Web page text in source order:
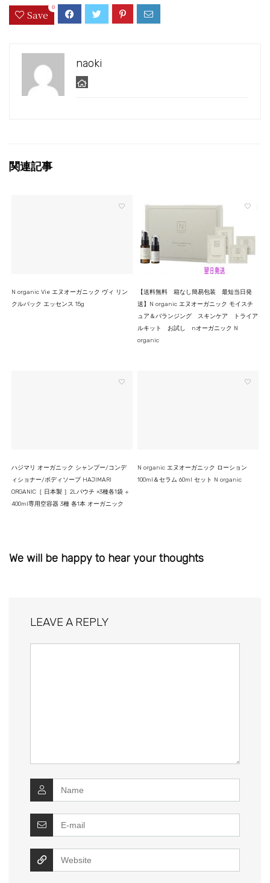
Save
0
naoki
関連記事
N organic Vie エヌオーガニック ヴィ リン
クルパック エッセンス 15g
【送料無料 箱なし簡易包装 最短当日発
送】N organic エヌオーガニック モイスチ
ュア＆バランジング スキンケア トライア
ルキット お試し nオーガニック N
organic
ハジマリ オーガニック シャンプー/コンデ
ィショナー/ボディソープ HAJIMARI
ORGANIC［ 日本製 ］2Lパウチ ×3種各1袋 +
400ml専用空容器 3種 各1本 オーガニック
N organic エヌオーガニック ローション
100ml＆セラム 60ml セット N organic
We will be happy to hear your thoughts
LEAVE A REPLY